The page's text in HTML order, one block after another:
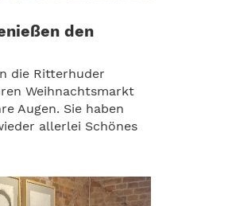
den
die Ritterhuder
Weihnachtsmarkt
Augen. Sie haben
allerlei Schönes